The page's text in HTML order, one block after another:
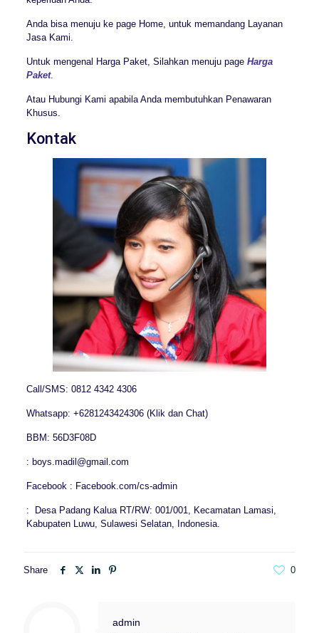
Anda bisa menuju ke page Home, untuk memandang Layanan
Jasa Kami.
Untuk mengenal Harga Paket, Silahkan menuju page Harga
Paket.
Atau Hubungi Kami apabila Anda membutuhkan Penawaran
Khusus.
Kontak
Call/SMS: 0812 4342 4306
Whatsapp: +6281243424306 (Klik dan Chat)
BBM: 56D3F08D
: boys.madil@gmail.com
Facebook : Facebook.com/cs-admin
: Desa Padang Kalua RT/RW: 001/001, Kecamatan Lamasi,
Kabupaten Luwu, Sulawesi Selatan, Indonesia.
Share 0
admin